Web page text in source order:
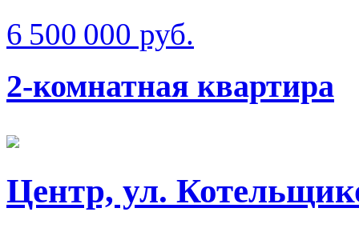
6 500 000 руб.
2-комнатная квартира
Центр, ул.